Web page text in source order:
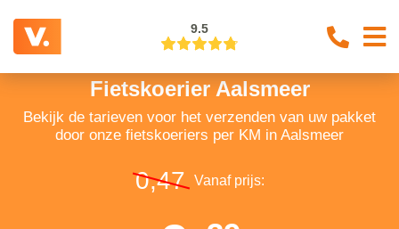
9.5
Fietskoerier Aalsmeer
Bekijk de tarieven voor het verzenden van uw pakket
door onze fietskoeriers per KM in Aalsmeer
0,47 Vanaf prijs: